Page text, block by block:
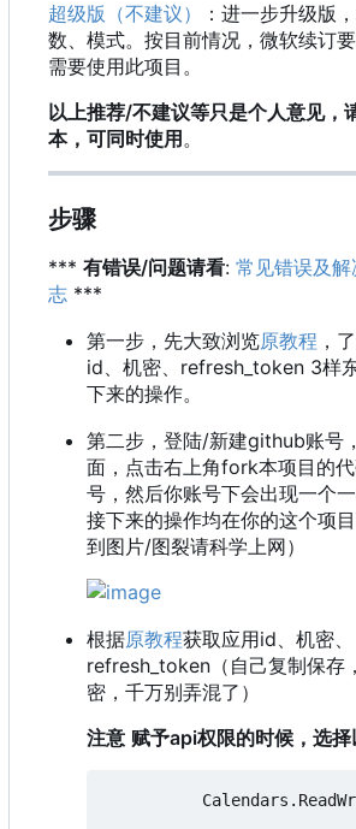
超级版（不建议）
：进一步升级版
数、模式。按目前情况，微软续订
需要使用此项目。
以上推荐/不建议等只是个人意见，
本，可同时使用 。
步骤
*** 有错误/问题请看: 常见错误及
志 ***
第一步，先大致浏览原教程 ，
id、机密、refresh_token 3样
下来的操作。
第二步，登陆/新建github账号
面，点击右上角fork本项目的
号，然后你账号下会出现一个
接下来的操作均在你的这个项
到图片/图裂请科学上网）
根据原教程获取应用id、机密、
refresh_token（自己复制保存
密，千万别弄混了）
注意 赋予api权限的时候，选